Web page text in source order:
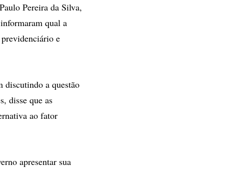
Pereira da Silva,
qual a
e
discutindo a questão
disse que as
ao fator
apresentar sua